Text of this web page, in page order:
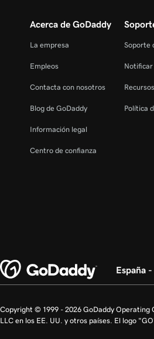
Acerca de GoDaddy
La empresa
Empleos
Contacta con nosotros
Blog de GoDaddy
Información legal
Centro de confianza
Soporte
Notificar
Recursos
Política
España
Copyright © 1999 - 2026 GoDaddy Operating
LLC en los EE. UU. y otros países. El logo